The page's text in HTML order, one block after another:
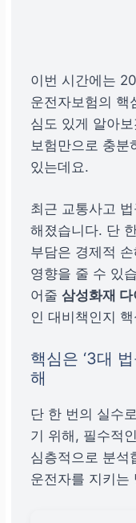
이번 시간에는
운전자보험의 핵
심도 있게 알아
보험만으로 충분
있는데요.
최근 교통사고
해졌습니다. 단
부담은 경제적
영향을 줄 수 있
어줄삼성화재
인 대비책인지
핵심은 ‘3대
해
단 한 번의 실수
기 위해, 필수적인
심층적으로 분석
운전자를 지키는